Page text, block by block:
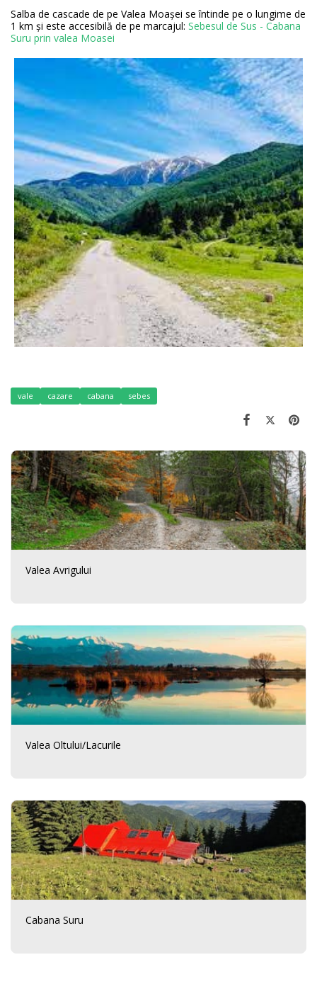
Salba de cascade de pe Valea Moașei se întinde pe o lungime de
1 km și este accesibilă de pe marcajul: Sebesul de Sus - Cabana
Suru prin valea Moasei
vale cazare cabana sebes
Valea Avrigului
Valea Oltului/Lacurile
Cabana Suru